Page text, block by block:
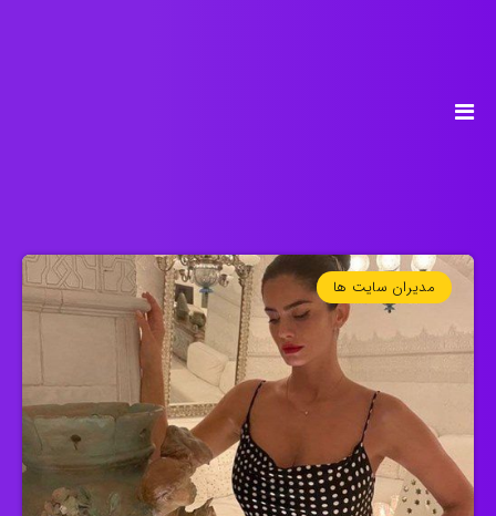
مدیران سایت ها